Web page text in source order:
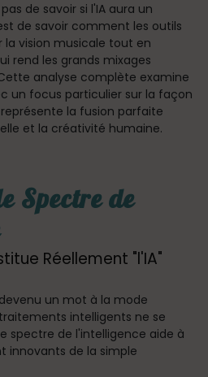
de savoir si l'IA aura un
de savoir comment les outils
la vision musicale tout en
rend les grands mixages
analyse complète examine
un focus particulier sur la façon
représente la fusion parfaite
et la créativité humaine.
Spectre de
Réellement "l'IA"
un mot à la mode
intelligents ne se
spectre de l'intelligence aide à
innovants de la simple